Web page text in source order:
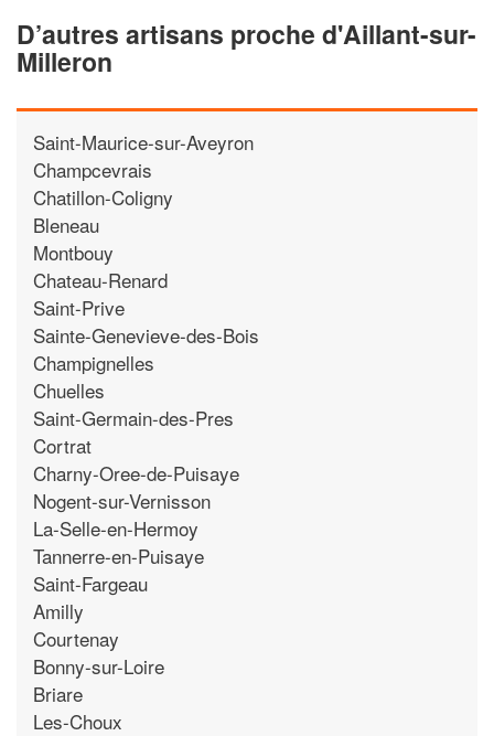
D’autres artisans proche d'Aillant-sur-
Milleron
Saint-Maurice-sur-Aveyron
Champcevrais
Chatillon-Coligny
Bleneau
Montbouy
Chateau-Renard
Saint-Prive
Sainte-Genevieve-des-Bois
Champignelles
Chuelles
Saint-Germain-des-Pres
Cortrat
Charny-Oree-de-Puisaye
Nogent-sur-Vernisson
La-Selle-en-Hermoy
Tannerre-en-Puisaye
Saint-Fargeau
Amilly
Courtenay
Bonny-sur-Loire
Briare
Les-Choux